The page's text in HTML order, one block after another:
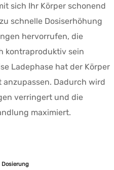
sich Ihr Körper schonend
schnelle Dosiserhöhung
hervorrufen, die
kontraproduktiv sein
Ladephase hat der Körper
anzupassen. Dadurch wird
verringert und die
maximiert.
Dosierung